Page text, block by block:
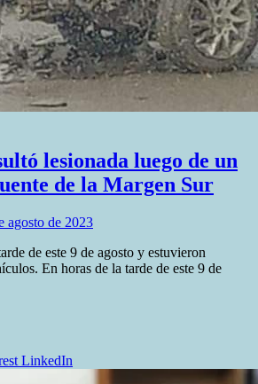
lesionada luego de un
de la Margen Sur
agosto de 2023
de este 9 de agosto y estuvieron
En horas de la tarde de este 9 de
LinkedIn